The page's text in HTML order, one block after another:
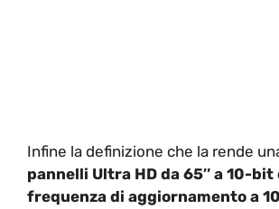
Infine la definizione che la rende
pannelli Ultra HD da 65″ a 10-bit
frequenza di aggiornamento a